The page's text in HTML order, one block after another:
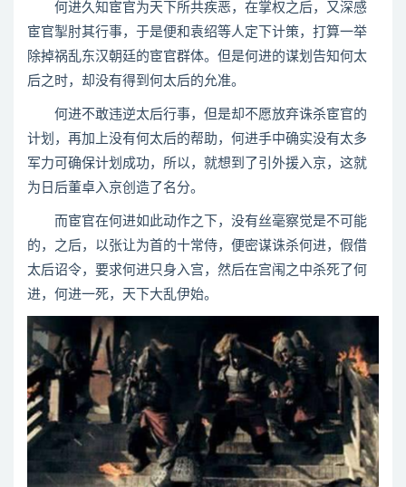
何进久知宦官为天下所共疾恶，在掌权之后，又深感
宦官掣肘其行事，于是便和袁绍等人定下计策，打算一举
除掉祸乱东汉朝廷的宦官群体。但是何进的谋划告知何太
后之时，却没有得到何太后的允准。
何进不敢违逆太后行事，但是却不愿放弃诛杀宦官的
计划，再加上没有何太后的帮助，何进手中确实没有太多
军力可确保计划成功，所以，就想到了引外援入京，这就
为日后董卓入京创造了名分。
而宦官在何进如此动作之下，没有丝毫察觉是不可能
的，之后，以张让为首的十常侍，便密谋诛杀何进，假借
太后诏令，要求何进只身入宫，然后在宫闱之中杀死了何
进，何进一死，天下大乱伊始。